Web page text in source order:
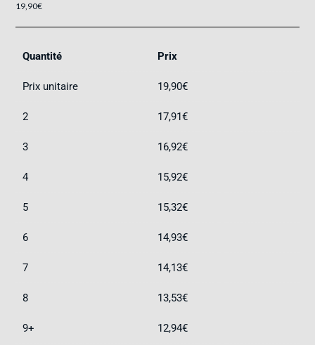
19,90€
Quantité Prix
Prix unitaire 19,90€
2 17,91€
3 16,92€
4 15,92€
5 15,32€
6 14,93€
7 14,13€
8 13,53€
9+ 12,94€